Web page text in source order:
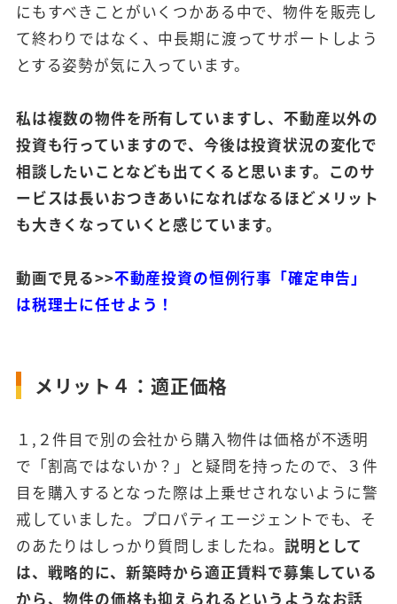
にもすべきことがいくつかある中で、物件を販売し
て終わりではなく、中長期に渡ってサポートしよう
とする姿勢が気に入っています。
私は複数の物件を所有していますし、不動産以外の
投資も行っていますので、今後は投資状況の変化で
相談したいことなども出てくると思います。このサ
ービスは長いおつきあいになればなるほどメリット
も大きくなっていくと感じています。
動画で見る>>不動産投資の恒例行事「確定申告」
は税理士に任せよう！
メリット４：適正価格
１,２件目で別の会社から購入物件は価格が不透明
で「割高ではないか？」と疑問を持ったので、３件
目を購入するとなった際は上乗せされないように警
戒していました。プロパティエージェントでも、そ
のあたりはしっかり質問しましたね。説明として
は、戦略的に、新築時から適正賃料で募集している
から、物件の価格も抑えられるというようなお話